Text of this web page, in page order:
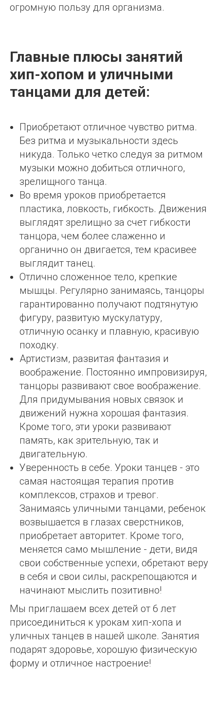
огромную пользу для организма.
Главные плюсы занятий
хип-хопом и уличными
танцами для детей:
Приобретают отличное чувство ритма.
Без ритма и музыкальности здесь
никуда. Только четко следуя за ритмом
музыки можно добиться отличного,
зрелищного танца.
Во время уроков приобретается
пластика, ловкость, гибкость. Движения
выглядят зрелищно за счет гибкости
танцора, чем более слаженно и
органично он двигается, тем красивее
выглядит танец.
Отлично сложенное тело, крепкие
мышцы. Регулярно занимаясь, танцоры
гарантированно получают подтянутую
фигуру, развитую мускулатуру,
отличную осанку и плавную, красивую
походку.
Артистизм, развитая фантазия и
воображение. Постоянно импровизируя,
танцоры развивают свое воображение.
Для придумывания новых связок и
движений нужна хорошая фантазия.
Кроме того, эти уроки развивают
память, как зрительную, так и
двигательную.
Уверенность в себе. Уроки танцев - это
самая настоящая терапия против
комплексов, страхов и тревог.
Занимаясь уличными танцами, ребенок
возвышается в глазах сверстников,
приобретает авторитет. Кроме того,
меняется само мышление - дети, видя
свои собственные успехи, обретают веру
в себя и свои силы, раскрепощаются и
начинают мыслить позитивно!
Мы приглашаем всех детей от 6 лет
присоединиться к урокам хип-хопа и
уличных танцев в нашей школе. Занятия
подарят здоровье, хорошую физическую
форму и отличное настроение!